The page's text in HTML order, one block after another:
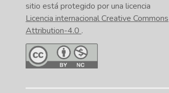
sitio está protegido por una licencia
Licencia internacional Creative Commons
Attribution-4.0 .